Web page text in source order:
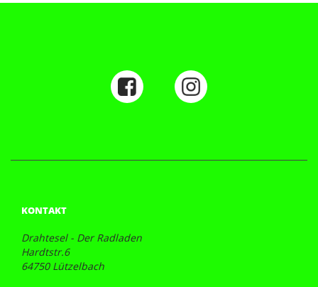
KONTAKT
Drahtesel - Der Radladen
Hardtstr.6
64750 Lützelbach